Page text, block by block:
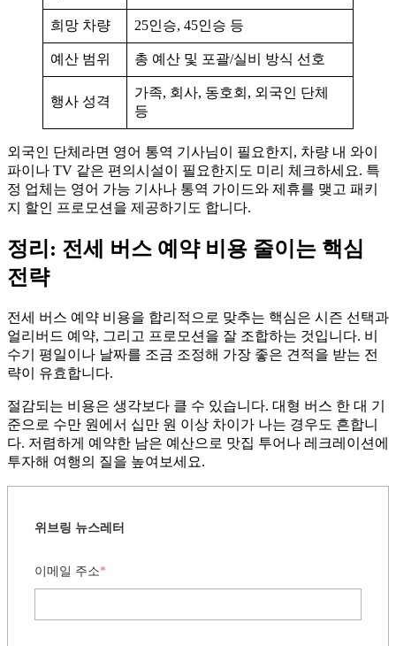
희망 차량 25인승, 45인승 등
예산 범위 총 예산 및 포괄/실비 방식 선호
행사 성격
가족, 회사, 동호회, 외국인 단체
등
외국인 단체라면 영어 통역 기사님이 필요한지, 차량 내 와이
파이나 TV 같은 편의시설이 필요한지도 미리 체크하세요. 특
정 업체는 영어 가능 기사나 통역 가이드와 제휴를 맺고 패키
지 할인 프로모션을 제공하기도 합니다.
정리: 전세 버스 예약 비용 줄이는 핵심
전략
전세 버스 예약 비용을 합리적으로 맞추는 핵심은 시즌 선택과
얼리버드 예약, 그리고 프로모션을 잘 조합하는 것입니다. 비
수기 평일이나 날짜를 조금 조정해 가장 좋은 견적을 받는 전
략이 유효합니다.
절감되는 비용은 생각보다 클 수 있습니다. 대형 버스 한 대 기
준으로 수만 원에서 십만 원 이상 차이가 나는 경우도 흔합니
다. 저렴하게 예약한 남은 예산으로 맛집 투어나 레크레이션에
투자해 여행의 질을 높여보세요.
위브링 뉴스레터
이메일 주소*